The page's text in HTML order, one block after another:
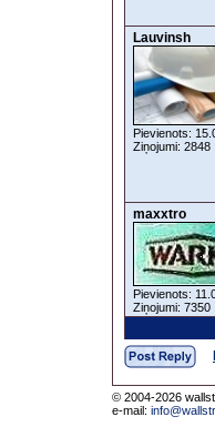
Lauvinsh
Pievienots:
Ziņojumi: 2848
maxxtro
Pievienots:
Ziņojumi: 7350
© 2004-2026
e-mail: